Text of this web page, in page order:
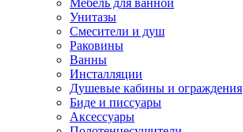
Мебель для ванной
Унитазы
Смесители и душ
Раковины
Ванны
Инсталляции
Душевые кабины и ограждения
Биде и писсуары
Аксессуары